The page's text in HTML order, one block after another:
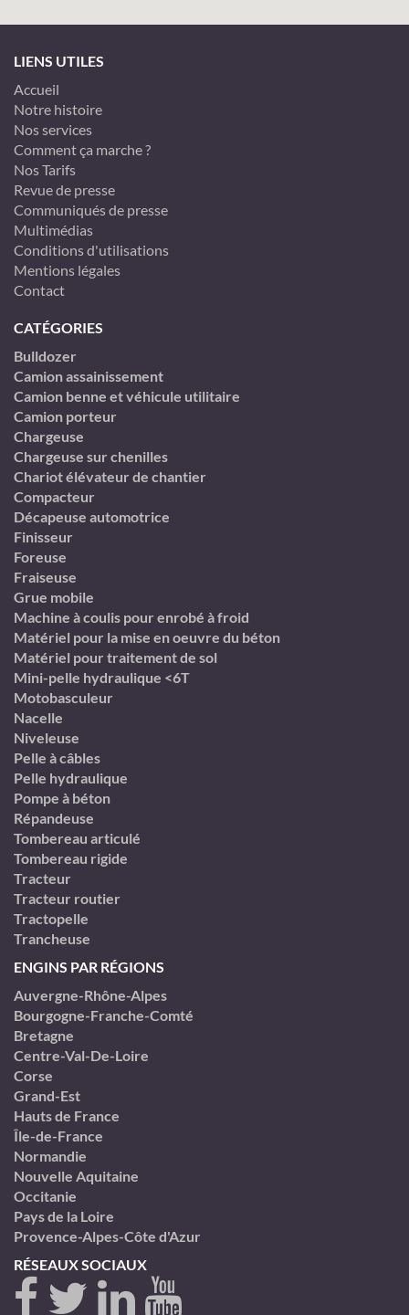
LIENS UTILES
Accueil
Notre histoire
Nos services
Comment ça marche ?
Nos Tarifs
Revue de presse
Communiqués de presse
Multimédias
Conditions d'utilisations
Mentions légales
Contact
CATÉGORIES
Bulldozer
Camion assainissement
Camion benne et véhicule utilitaire
Camion porteur
Chargeuse
Chargeuse sur chenilles
Chariot élévateur de chantier
Compacteur
Décapeuse automotrice
Finisseur
Foreuse
Fraiseuse
Grue mobile
Machine à coulis pour enrobé à froid
Matériel pour la mise en oeuvre du béton
Matériel pour traitement de sol
Mini-pelle hydraulique <6T
Motobasculeur
Nacelle
Niveleuse
Pelle à câbles
Pelle hydraulique
Pompe à béton
Répandeuse
Tombereau articulé
Tombereau rigide
Tracteur
Tracteur routier
Tractopelle
Trancheuse
ENGINS PAR RÉGIONS
Auvergne-Rhône-Alpes
Bourgogne-Franche-Comté
Bretagne
Centre-Val-De-Loire
Corse
Grand-Est
Hauts de France
Île-de-France
Normandie
Nouvelle Aquitaine
Occitanie
Pays de la Loire
Provence-Alpes-Côte d'Azur
RÉSEAUX SOCIAUX